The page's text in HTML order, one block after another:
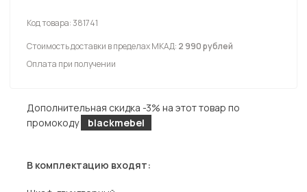
Код товара:381741
Стоимость доставки в пределах МКАД: 2 990 рублей
Оплата при получении
Дополнительная скидка -3% на этот товар по
промокоду
blackmebel
В комплектацию входят: